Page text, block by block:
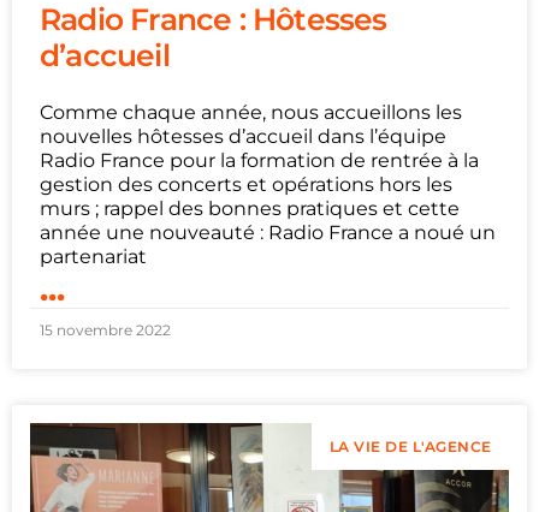
Radio France : Hôtesses
d’accueil
Comme chaque année, nous accueillons les
nouvelles hôtesses d’accueil dans l’équipe
Radio France pour la formation de rentrée à la
gestion des concerts et opérations hors les
murs ; rappel des bonnes pratiques et cette
année une nouveauté : Radio France a noué un
partenariat
...
15 novembre 2022
LA VIE DE L'AGENCE